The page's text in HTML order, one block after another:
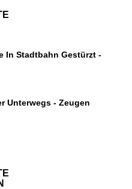
In Stadtbahn Gestürzt -
Unterwegs - Zeugen